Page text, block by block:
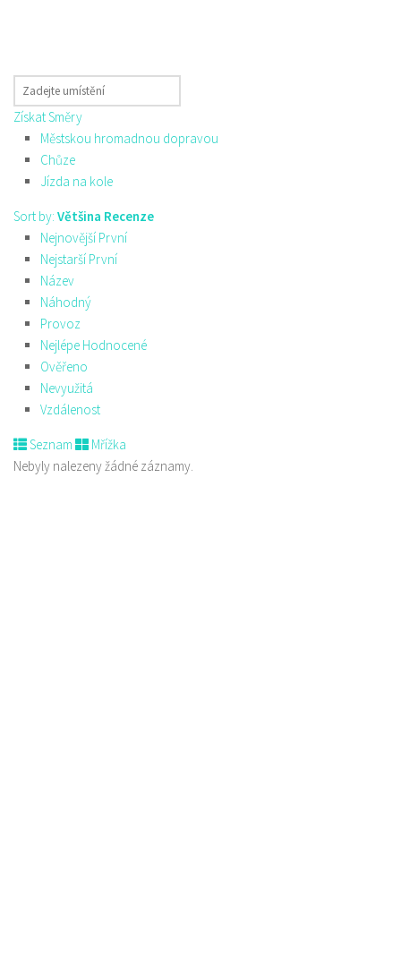
Získat Směry
Městskou hromadnou dopravou
Chůze
Jízda na kole
Sort by: Většina Recenze
Nejnovější První
Nejstarší První
Název
Náhodný
Provoz
Nejlépe Hodnocené
Ověřeno
Nevyužitá
Vzdálenost
Seznam
Mřížka
Nebyly nalezeny žádné záznamy.